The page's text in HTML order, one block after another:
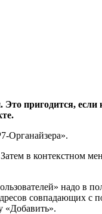
пригодится, если
Органайзера».
в контекстном
надо в
совпадающих с
«Добавить».